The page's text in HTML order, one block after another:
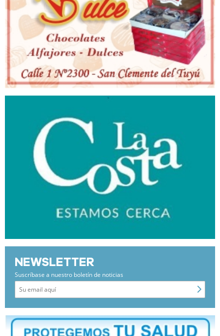
NEWSLETTER
Suscríbase a nuestro boletín de noticias